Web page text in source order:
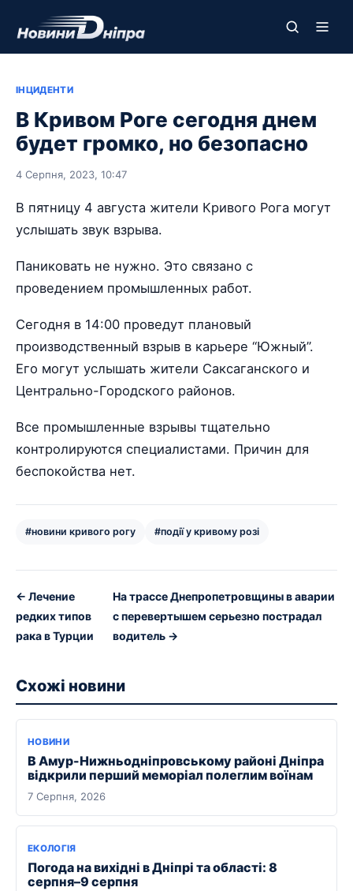
ІНЦИДЕНТИ
В Кривом Роге сегодня днем
будет громко, но безопасно
4 Серпня, 2023, 10:47
В пятницу 4 августа жители Кривого Рога могут
услышать звук взрыва.
Паниковать не нужно. Это связано с
проведением промышленных работ.
Сегодня в 14:00 проведут плановый
производственный взрыв в карьере “Южный”.
Его могут услышать жители Саксаганского и
Центрально-Городского районов.
Все промышленные взрывы тщательно
контролируются специалистами. Причин для
беспокойства нет.
#новини кривого рогу #події у кривому розі
← Лечение
редких типов
рака в Турции
На трассе Днепропетровщины в аварии
с перевертышем серьезно пострадал
водитель →
Схожі новини
НОВИНИ
В Амур-Нижньодніпровському районі Дніпра
відкрили перший меморіал полеглим воїнам
7 Серпня, 2026
ЕКОЛОГІЯ
Погода на вихідні в Дніпрі та області: 8
серпня–9 серпня